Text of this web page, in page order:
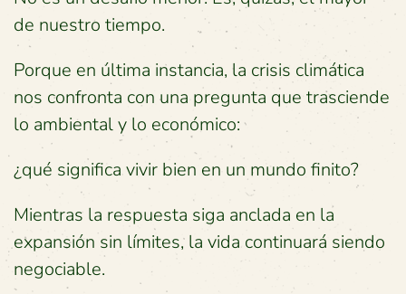
de nuestro tiempo.
Porque en última instancia, la crisis climática
nos confronta con una pregunta que trasciende
lo ambiental y lo económico:
¿qué significa vivir bien en un mundo finito?
Mientras la respuesta siga anclada en la
expansión sin límites, la vida continuará siendo
negociable.